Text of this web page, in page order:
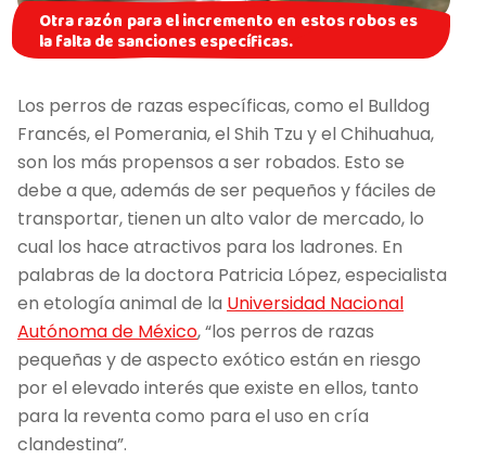
Otra razón para el incremento en estos robos es
la falta de sanciones específicas.
Los perros de razas específicas, como el Bulldog
Francés, el Pomerania, el Shih Tzu y el Chihuahua,
son los más propensos a ser robados. Esto se
debe a que, además de ser pequeños y fáciles de
transportar, tienen un alto valor de mercado, lo
cual los hace atractivos para los ladrones. En
palabras de la doctora Patricia López, especialista
en etología animal de la Universidad Nacional
Autónoma de México, “los perros de razas
pequeñas y de aspecto exótico están en riesgo
por el elevado interés que existe en ellos, tanto
para la reventa como para el uso en cría
clandestina”.